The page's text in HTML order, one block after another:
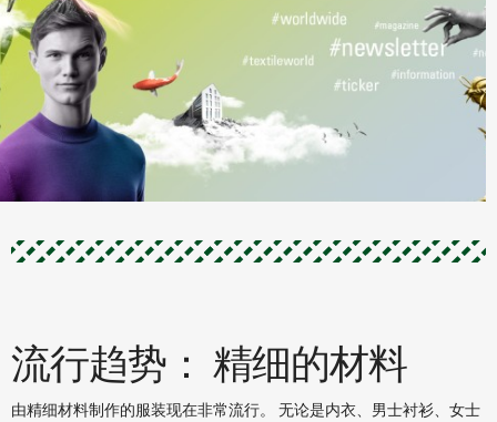
流行趋势： 精细的材料
由精细材料制作的服装现在非常流行。 无论是内衣、男士衬衫、女士